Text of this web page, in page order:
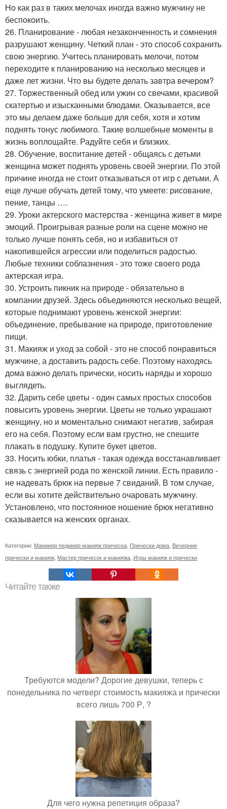
Но как раз в таких мелочах иногда важно мужчину не
беспокоить.
26. Планирование - любая незаконченность и сомнения
разрушают женщину. Четкий план - это способ сохранить
свою энергию. Учитесь планировать мелочи, потом
переходите к планированию на несколько месяцев и
даже лет жизни. Что вы будете делать завтра вечером?
27. Торжественный обед или ужин со свечами, красивой
скатертью и изысканными блюдами. Оказывается, все
это мы делаем даже больше для себя, хотя и хотим
поднять тонус любимого. Такие волшебные моменты в
жизнь воплощайте. Радуйте себя и близких.
28. Обучение, воспитание детей - общаясь с детьми
женщина может поднять уровень своей энергии. По этой
причине иногда не стоит отказываться от игр с детьми. А
еще лучше обучать детей тому, что умеете: рисование,
пение, танцы ….
29. Уроки актерского мастерства - женщина живет в мире
эмоций. Проигрывая разные роли на сцене можно не
только лучше понять себя, но и избавиться от
накопившейся агрессии или поделиться радостью.
Любые техники соблазнения - это тоже своего рода
актерская игра.
30. Устроить пикник на природе - обязательно в
компании друзей. Здесь объединяются несколько вещей,
которые поднимают уровень женской энергии:
объединение, пребывание на природе, приготовление
пищи.
31. Макияж и уход за собой - это не способ понравиться
мужчине, а доставить радость себе. Поэтому находясь
дома важно делать прически, носить наряды и хорошо
выглядеть.
32. Дарить себе цветы - один самых простых способов
повысить уровень энергии. Цветы не только украшают
женщину, но и моментально снимают негатив, забирая
его на себя. Поэтому если вам грустно, не спешите
плакать в подушку. Купите букет цветов.
33. Носить юбки, платья - такая одежда восстанавливает
связь с энергией рода по женской линии. Есть правило -
не надевать брюк на первые 7 свиданий. В том случае,
если вы хотите действительно очаровать мужчину.
Установлено, что постоянное ношение брюк негативно
сказывается на женских органах.
Категории: Маникюр педикюр макияж прическа Прически дома Вечерние
прически и макияж Мастер причесок и макияжа Игры макияж и прически
Читайте также
Требуются модели? Дорогие девушки, теперь с
понедельника по четверг стоимость макияжа и прически
всего лишь 700 Р, ?
Для чего нужна репетиция образа?